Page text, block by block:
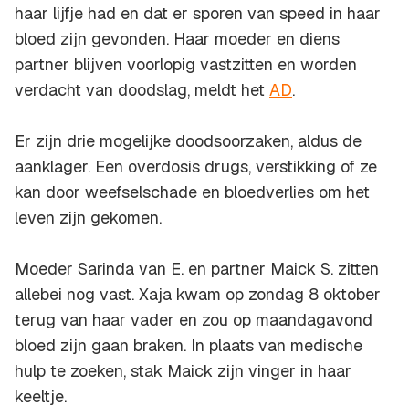
haar lijfje had en dat er sporen van speed in haar
bloed zijn gevonden. Haar moeder en diens
partner blijven voorlopig vastzitten en worden
verdacht van doodslag, meldt het AD.
Er zijn drie mogelijke doodsoorzaken, aldus de
aanklager. Een overdosis drugs, verstikking of ze
kan door weefselschade en bloedverlies om het
leven zijn gekomen.
Moeder Sarinda van E. en partner Maick S. zitten
allebei nog vast. Xaja kwam op zondag 8 oktober
terug van haar vader en zou op maandagavond
bloed zijn gaan braken. In plaats van medische
hulp te zoeken, stak Maick zijn vinger in haar
keeltje.